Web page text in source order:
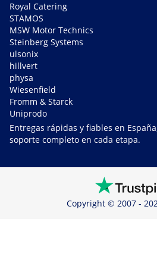
Royal Catering
STAMOS
MSW Motor Technics
Steinberg Systems
ulsonix
hillvert
physa
Wiesenfield
Fromm & Starck
Uniprodo
Entregas rápidas y fiables en
soporte completo en cada etapa.
Copyright © 2007 -